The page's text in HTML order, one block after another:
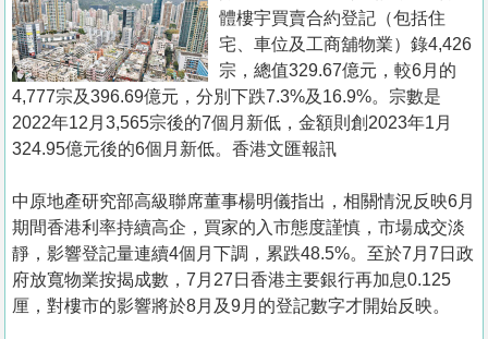
置
業
手
冊
關
我
們
體樓宇買賣合約登記（包括住
宅、車位及工商舖物業）錄4,426
宗，總值329.67億元，較6月的
4,777宗及396.69億元，分別下跌7.3%及16.9%。宗數是
2022年12月3,565宗後的7個月新低，金額則創2023年1月
324.95億元後的6個月新低。香港文匯報訊
中原地產研究部高級聯席董事楊明儀指出，相關情況反映6月
期間香港利率持續高企，買家的入市態度謹慎，市場成交淡
靜，影響登記量連續4個月下調，累跌48.5%。至於7月7日政
府放寬物業按揭成數，7月27日香港主要銀行再加息0.125
厘，對樓市的影響將於8月及9月的登記數字才開始反映。